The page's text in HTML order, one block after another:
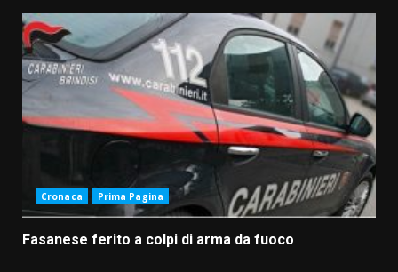
Cronaca Prima Pagina
Fasanese ferito a colpi di arma da fuoco